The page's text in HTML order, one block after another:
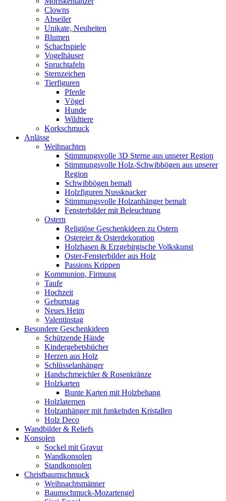
Clowns
Abseiler
Unikate, Neuheiten
Blumen
Schachspiele
Vogelhäuser
Spruchtafeln
Sternzeichen
Tierfiguren
Pferde
Vögel
Hunde
Wildtiere
Korkschmuck
Anlässe
Weihnachten
Stimmungsvolle 3D Sterne aus unserer Region
Stimmungsvolle Holz-Schwibbögen aus unserer
Region
Schwibbögen bemalt
Holzfiguren Nussknacker
Stimmungsvolle Holzanhänger bemalt
Fensterbilder mit Beleuchtung
Ostern
Religiöse Geschenkideen zu Ostern
Ostereier & Osterdekoration
Holzhasen & Erzgebirgische Volkskunst
Oster-Fensterbilder aus Holz
Passions Krippen
Kommunion, Firmung
Taufe
Hochzeit
Geburtstag
Neues Heim
Valentinstag
Besondere Geschenkideen
Schützende Hände
Kindergebetsbücher
Herzen aus Holz
Schlüsselanhänger
Handschmeichler & Rosenkränze
Holzkarten
Bunte Karten mit Holzbehang
Holzlaternen
Holzanhänger mit funkelnden Kristallen
Holz Deco
Wandbilder & Reliefs
Konsolen
Sockel mit Gravur
Wandkonsolen
Standkonsolen
Christbaumschmuck
Weihnachtsmänner
Baumschmuck-Mozartengel